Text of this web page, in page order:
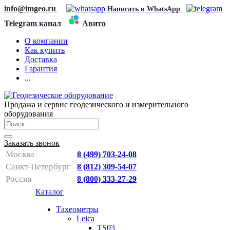
info@imgeo.ru Написать в WhatsApp
Telegram канал
Авито
О компании
Как купить
Доставка
Гарантия
...
Продажа и сервис геодезического и измерительного
оборудования
Заказать звонок
Москва 8 (499) 703-24-08
Санкт-Петербург 8 (812) 309-54-07
Россия 8 (800) 333-27-29
Каталог
Тахеометры
Leica
TS03